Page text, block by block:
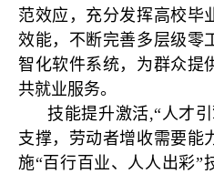
范效应，充分发挥高校毕
效能，不断完善多层级零
智化软件系统，为群众提
共就业服务。
技能提升激活,“人才
支撑，劳动者增收需要能
施“百行百业、人人出彩”